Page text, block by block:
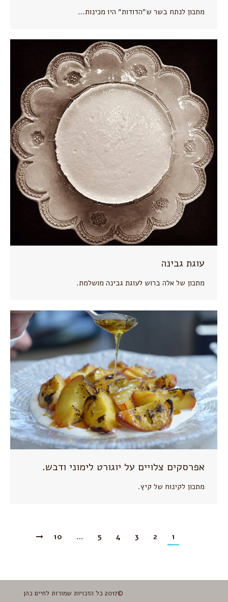
מתכון לנתח בשר ש״הדודות״ היו מכינות…
עוגת גבינה
מתכון של אלה ברוש לעוגת גבינה מושלמת.
אפרסקים צלויים על יוגורט לימוני ודבש.
מתכון לקינוח של קיץ.
1
2
3
4
5
…
10
©2017 כל הזכויות שמורות לחיים כהן